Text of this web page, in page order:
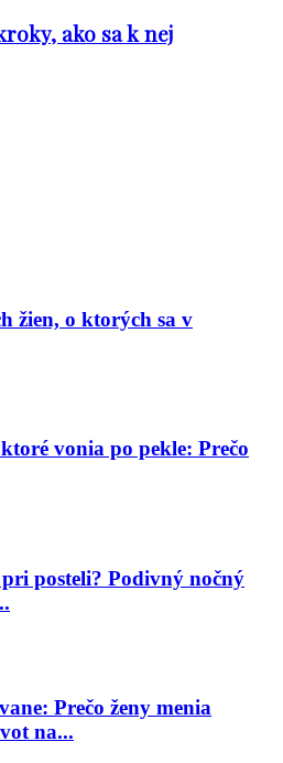
ako sa k nej
žien, o ktorých sa v
vonia po pekle: Prečo
posteli? Podivný nočný
Prečo ženy menia
na...